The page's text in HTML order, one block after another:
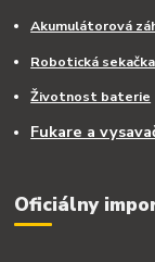
Akumulátorová
Robotická
Životnost baterie
Fukare a
Oficiálny